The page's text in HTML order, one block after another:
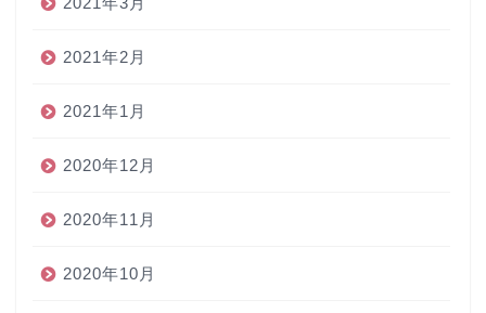
2021年2月
2021年1月
2020年12月
2020年11月
2020年10月